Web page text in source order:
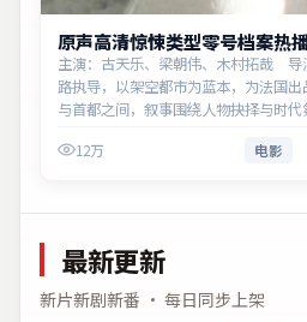
原声高清惊悚类型零号档案热
主演：古天乐、梁朝伟、木村拓哉
路执导，以架空都市为蓝本，为法国
与首都之间，叙事围绕人物抉择与时
意义。
12万 电影
最新更新
新片新剧新番 · 每日同步上架